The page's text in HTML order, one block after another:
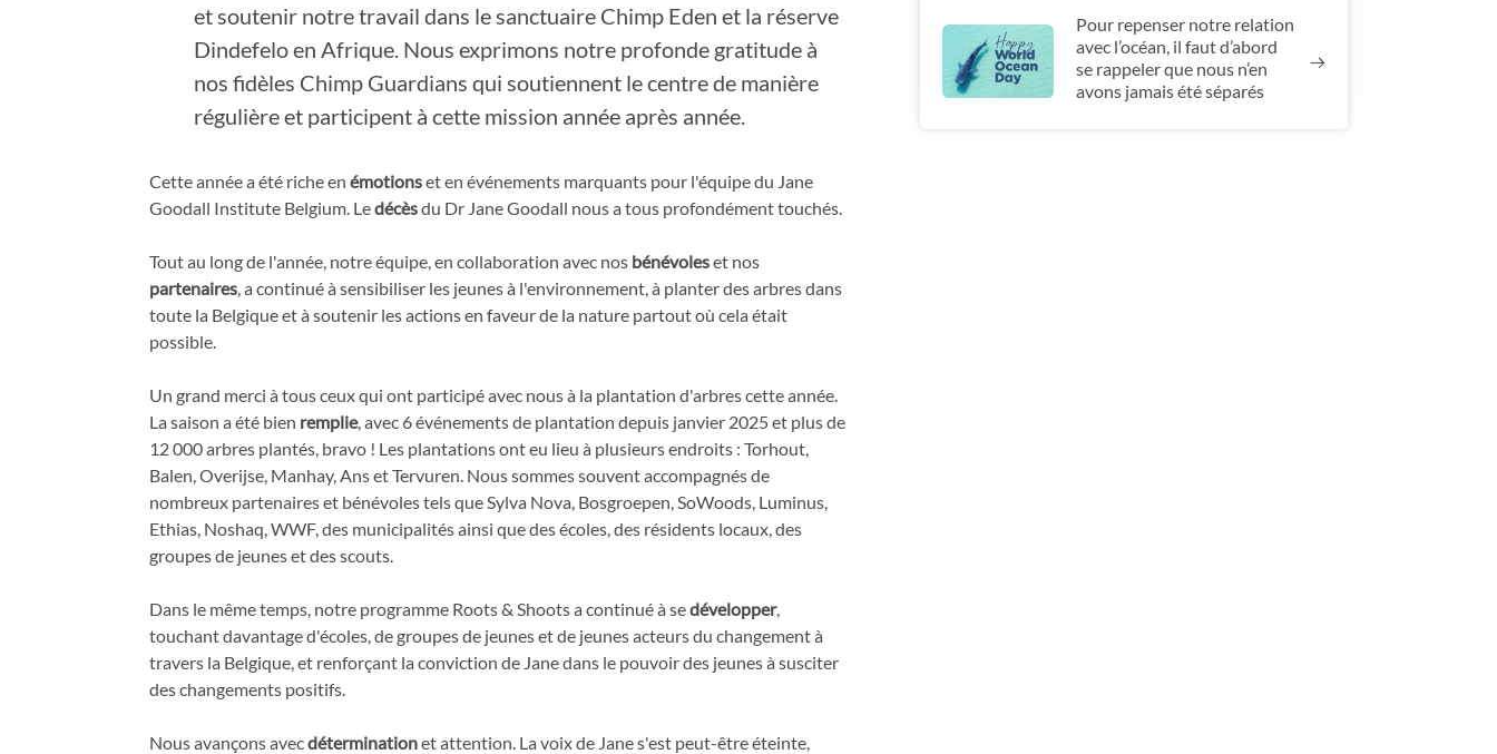
et soutenir notre travail dans le sanctuaire Chimp Eden et la réserve
Dindefelo en Afrique. Nous exprimons notre profonde gratitude à
nos fidèles Chimp Guardians qui soutiennent le centre de manière
régulière et participent à cette mission année après année.
Cette année a été riche enémotionset en événements marquants pour l'équipe du Jane
Goodall Institute Belgium. Ledécèsdu Dr Jane Goodall nous a tous profondément touchés.
Tout au long de l'année, notre équipe, en collaboration avec nos bénévoleset nos
partenaires, a continué à sensibiliser les jeunes à l'environnement, à planter des arbres dans
toute la Belgique et à soutenir les actions en faveur de la nature partout où cela était
possible.
Un grand merci à tous ceux qui ont participé avec nous à la plantation d'arbres cette année.
La saison a été bien remplie, avec 6 événements de plantation depuis janvier 2025 et plus de
12 000 arbres plantés, bravo ! Les plantations ont eu lieu à plusieurs endroits : Torhout,
Balen, Overijse, Manhay, Ans et Tervuren. Nous sommes souvent accompagnés de
nombreux partenaires et bénévoles tels que Sylva Nova, Bosgroepen, SoWoods, Luminus,
Ethias, Noshaq, WWF, des municipalités ainsi que des écoles, des résidents locaux, des
groupes de jeunes et des scouts.
Dans le même temps, notre programme Roots & Shoots a continué à sedévelopper,
touchant davantage d'écoles, de groupes de jeunes et de jeunes acteurs du changement à
travers la Belgique, et renforçant la conviction de Jane dans le pouvoir des jeunes à susciter
des changements positifs.
Nous avançons avecdéterminationet attention. La voix de Jane s'est peut-être éteinte,
Pour repenser notre relation
avec l’océan, il faut d’abord
se rappeler que nous n’en
avons jamais été séparés